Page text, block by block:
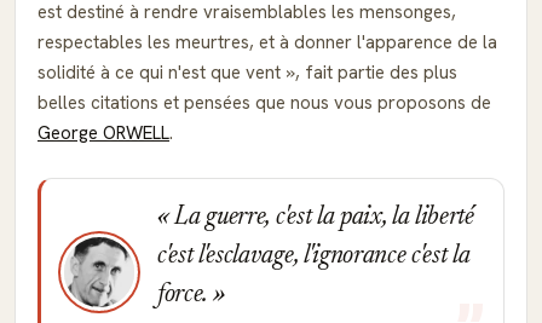
est destiné à rendre vraisemblables les mensonges,
respectables les meurtres, et à donner l'apparence de la
solidité à ce qui n'est que vent , fait partie des plus
belles citations et pensées que nous vous proposons de
George ORWELL.
La guerre, c'est la paix, la liberté
c'est l'esclavage, l'ignorance c'est la
force.